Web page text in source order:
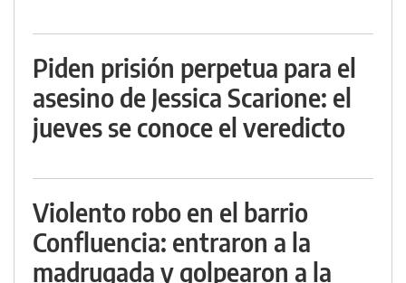
Piden prisión perpetua para el
asesino de Jessica Scarione: el
jueves se conoce el veredicto
Violento robo en el barrio
Confluencia: entraron a la
madrugada y golpearon a la